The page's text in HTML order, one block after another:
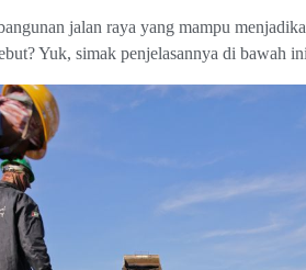
jalan raya yang mampu
Yuk, simak penjelasannya di bawah